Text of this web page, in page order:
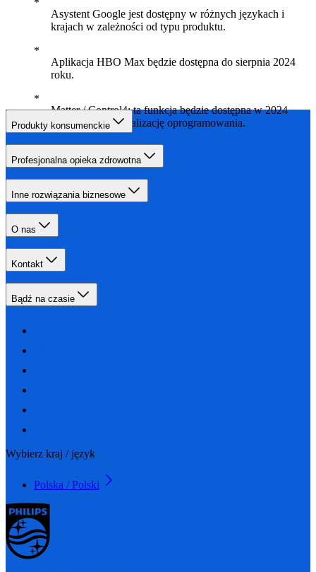
Asystent Google jest dostępny w różnych językach i
krajach w zależności od typu produktu.
Aplikacja HBO Max będzie dostępna do sierpnia 2024
roku.
Matter / Control4: ta funkcja będzie dostępna w 2024
roku poprzez aktualizację oprogramowania.
Produkty konsumenckie
Profesjonalna opieka zdrowotna
Inne rozwiązania biznesowe
O nas
Kontakt
Bądź na czasie
Wybierz kraj / język
Polska / Polski